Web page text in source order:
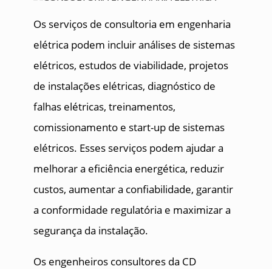
Os serviços de consultoria em engenharia
elétrica podem incluir análises de sistemas
elétricos, estudos de viabilidade, projetos
de instalações elétricas, diagnóstico de
falhas elétricas, treinamentos,
comissionamento e start-up de sistemas
elétricos. Esses serviços podem ajudar a
melhorar a eficiência energética, reduzir
custos, aumentar a confiabilidade, garantir
a conformidade regulatória e maximizar a
segurança da instalação.
Os engenheiros consultores da CD